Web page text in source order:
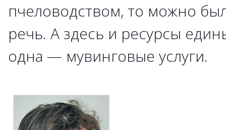
пчеловодством, то можно
речь. А здесь и ресурсы
одна — мувинговые услуги.